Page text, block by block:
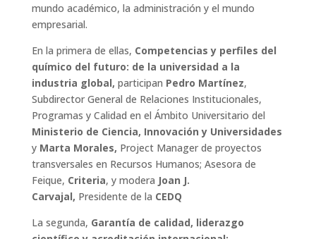
mundo académico, la administración y el mundo
empresarial.
En la primera de ellas, Competencias y perfiles del
químico del futuro: de la universidad a la
industria global, participan Pedro Martínez,
Subdirector General de Relaciones Institucionales,
Programas y Calidad en el Ámbito Universitario del
Ministerio de Ciencia, Innovación y Universidades
y Marta Morales, Project Manager de proyectos
transversales en Recursos Humanos; Asesora de
Feique, Criteria, y modera Joan J.
Carvajal, Presidente de la CEDQ
La segunda, Garantía de calidad, liderazgo